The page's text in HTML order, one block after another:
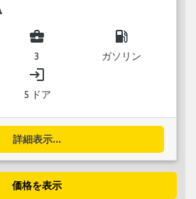
business_center
3
local_gas_station
ガソリン
login
5 ドア
詳細表示...
価格を表示